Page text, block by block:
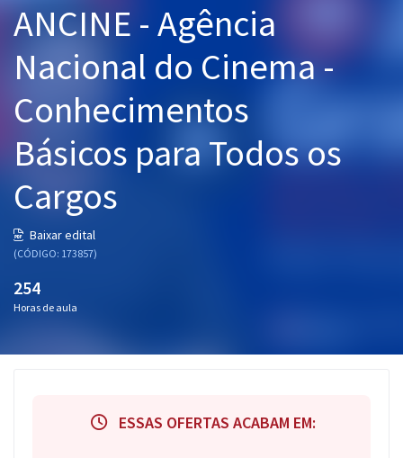
Cursos 20% OFF
Pós
Graduação
OAB
Questões grátis
Blog
ANCINE - Agência
Nacional do Cinema -
Conhecimentos
Básicos para Todos os
Cargos
Baixar edital
(CÓDIGO: 173857)
254
Horas de aula
ESSAS OFERTAS ACABAM EM: